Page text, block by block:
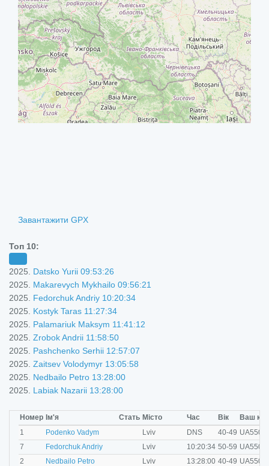
Завантажити GPX
Топ 10:
2025. Datsko Yurii 09:53:26
2025. Makarevych Mykhailo 09:56:21
2025. Fedorchuk Andriy 10:20:34
2025. Kostyk Taras 11:27:34
2025. Palamariuk Maksym 11:41:12
2025. Zrobok Andrii 11:58:50
2025. Pashchenko Serhii 12:57:07
2025. Zaitsev Volodymyr 13:05:58
2025. Nedbailo Petro 13:28:00
2025. Labiak Nazarii 13:28:00
Номер Ім'я Стать Місто Час Вік
Ваш
1
Podenko Vadym Lviv DNS 40-49
7
Fedorchuk Andriy Lviv 10:20:34 50-59
2
Nedbailo Petro Lviv 13:28:00 40-49